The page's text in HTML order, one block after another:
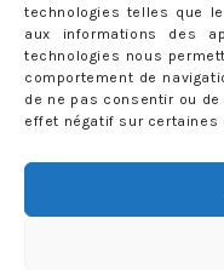
technologies telles que
aux informations des
technologies nous
comportement de
de ne pas consentir ou
effet négatif sur
Adresse
Rejoignez